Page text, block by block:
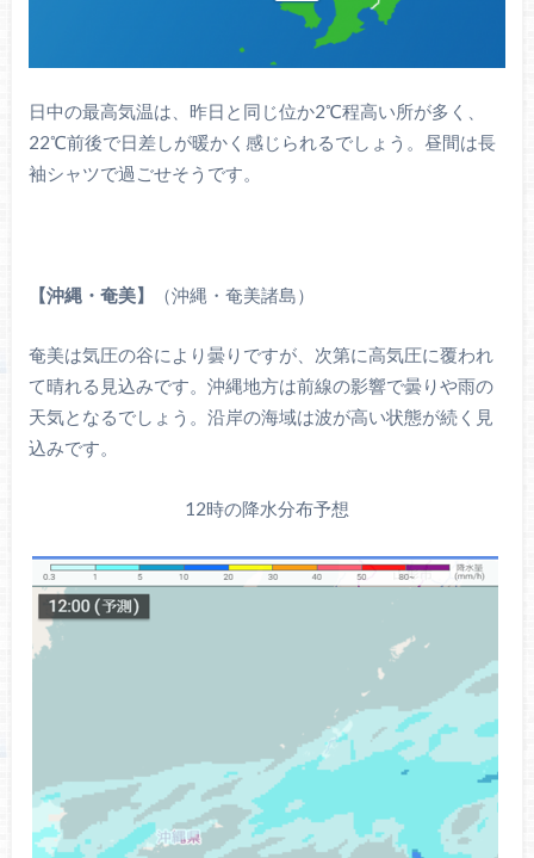
日中の最高気温は、昨日と同じ位か2℃程高い所が多く、
22℃前後で日差しが暖かく感じられるでしょう。昼間は長
袖シャツで過ごせそうです。
【沖縄・奄美】 （沖縄・奄美諸島）
奄美は気圧の谷により曇りですが、次第に高気圧に覆われ
て晴れる見込みです。沖縄地方は前線の影響で曇りや雨の
天気となるでしょう。沿岸の海域は波が高い状態が続く見
込みです。
12時の降水分布予想